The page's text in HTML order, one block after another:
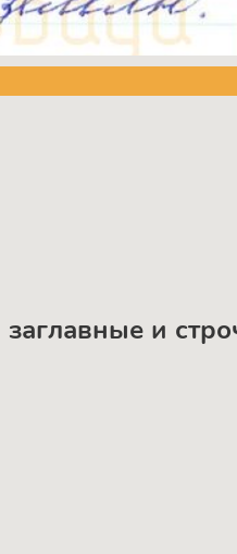
и